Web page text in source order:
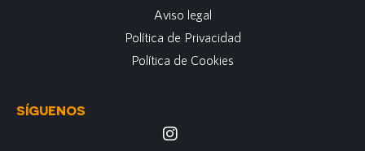
Aviso legal
Política de Privacidad
Política de Cookies
SÍGUENOS